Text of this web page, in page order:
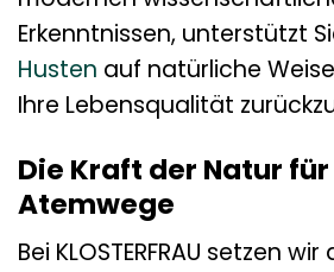
Erkenntnissen, unterstützt
Husten auf natürliche
Ihre Lebensqualität
Die Kraft der Natur für
Atemwege
Bei KLOSTERFRAU setzen